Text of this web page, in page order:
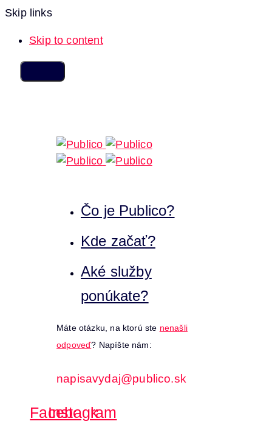
Skip links
Skip to content
Čo je Publico?
Kde začať?
Aké služby
ponúkate?
Máte otázku, na ktorú ste nenašli
odpoveď? Napíšte nám:
napisavydaj@publico.sk
Facebook
Instagram